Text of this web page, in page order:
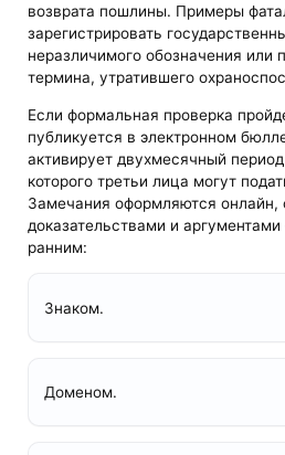
возврата пошлины. Примеры
зарегистрировать
неразличимого обозначения или
термина, утратившего
Если формальная проверка
публикуется в электронном
активирует двухмесячный
которого третьи лица могут
Замечания оформляются онлайн,
доказательствами и
ранним:
Знаком.
Доменом.